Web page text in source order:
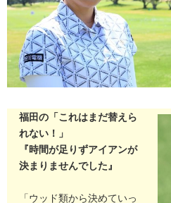
福田の「これはまだ替えら
れない！」
『時間が足りずアイアンが
決まりませんでした』
「ウッド類から決めていっ